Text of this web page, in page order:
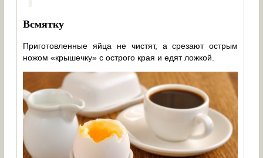
Всмятку
Приготовленные яйца не чистят, а срезают острым
ножом «крышечку» с острого края и едят ложкой.